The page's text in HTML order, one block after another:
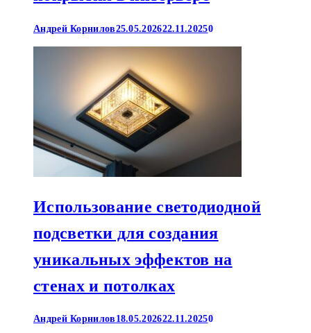
Андрей Корнилов25.05.202622.11.20250
Использование светодиодной
подсветки для создания
уникальных эффектов на
стенах и потолках
Андрей Корнилов 18.05.202622.11.20250